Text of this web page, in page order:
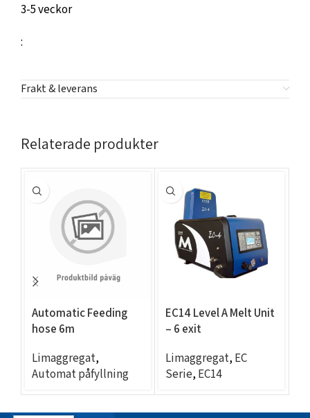
3-5 veckor
:
Frakt & leverans
Relaterade produkter
Automatic Feeding
hose 6m
Limaggregat,
Automat påfyllning
EC14 Level A Melt Unit
– 6 exit
Limaggregat, EC
Serie, EC14